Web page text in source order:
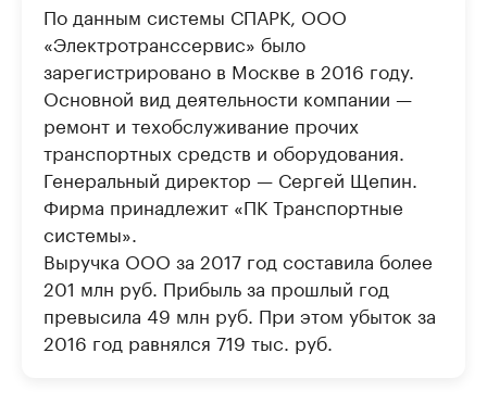
По данным системы СПАРК, ООО
«Электротранссервис» было
зарегистрировано в Москве в 2016 году.
Основной вид деятельности компании —
ремонт и техобслуживание прочих
транспортных средств и оборудования.
Генеральный директор — Сергей Щепин.
Фирма принадлежит «ПК Транспортные
системы».
Выручка ООО за 2017 год составила более
201 млн руб. Прибыль за прошлый год
превысила 49 млн руб. При этом убыток за
2016 год равнялся 719 тыс. руб.